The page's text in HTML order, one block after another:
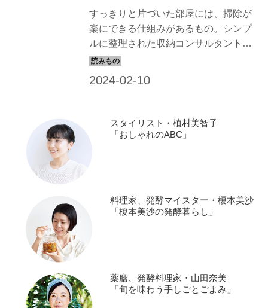
すっきりと片づいた部屋には、掃除が
楽にできる仕組みがあるもの。シンプ
ルに整理された収納コンサルタントの
本多さおりさんのご自宅で、「掃除が
スタイリスト・植村美智子
「おしゃれのABC」
料理家、発酵マイスター・榎本美沙
「榎本美沙の発酵暮らし」
薬膳、発酵料理家・山田奈美
「旬を味わう手しごとごよみ」